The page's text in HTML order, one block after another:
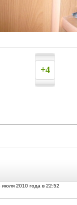
+4
2010 года в 22:52